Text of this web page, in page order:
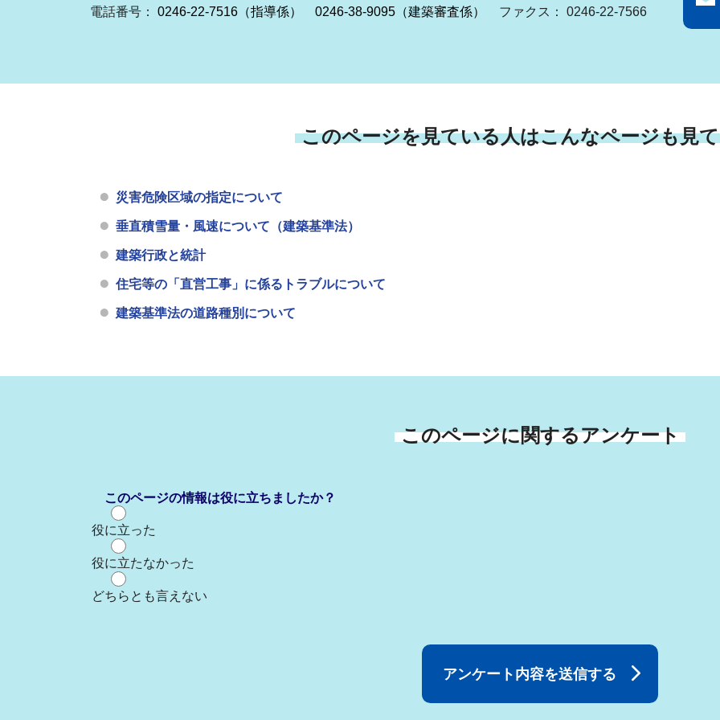
電話番号： 0246-22-7516（指導係） 0246-38-9095（建築審査係） ファクス： 0246-22-7566
このページを見ている人はこんなページも見
災害危険区域の指定について
垂直積雪量・風速について（建築基準法）
建築行政と統計
住宅等の「直営工事」に係るトラブルについて
建築基準法の道路種別について
このページに関するアンケート
このページの情報は役に立ちましたか？
役に立った
役に立たなかった
どちらとも言えない